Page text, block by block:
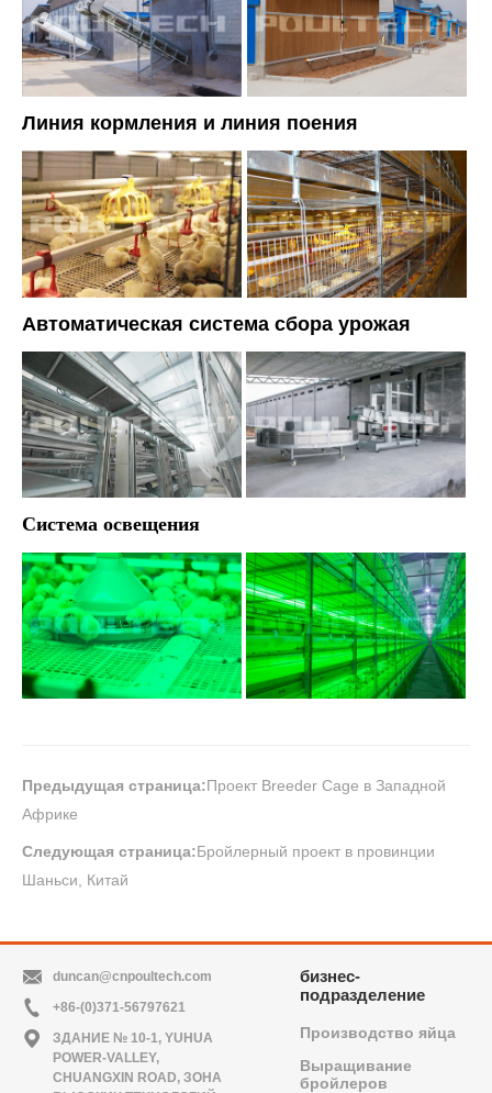
Линия кормления и линия поения
Автоматическая система сбора урожая
Система освещения
Предыдущая страница:Проект Breeder Cage в Западной
Африке
Следующая страница:Бройлерный проект в провинции
Шаньси, Китай
duncan@cnpoultech.com
+86-(0)371-56797621
ЗДАНИЕ № 10-1, YUHUA
POWER-VALLEY,
CHUANGXIN ROAD, ЗОНА
бизнес-
подразделение
Производство яйца
Выращивание
бройлеров